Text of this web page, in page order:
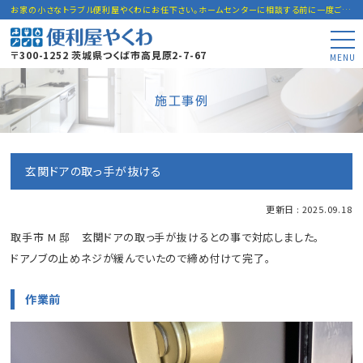
お家の小さなトラブル便利屋やくわにお任下さい。ホームセンターに相談する前に一度ご連絡下さい。
〒300-1252 茨城県つくば市高見原2-7-67 MENU
施工事例
玄関ドアの取っ手が抜ける
更新日 : 2025.09.18
取手市 M 邸 玄関ドアの取っ手が抜けるとの事で対応しました。
ドアノブの止めネジが緩んでいたので締め付けて完了。
作業前